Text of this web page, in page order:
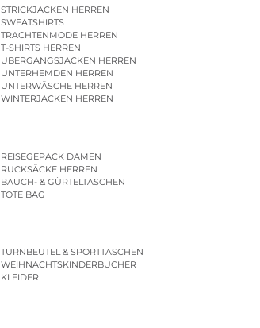
STRICKJACKEN HERREN
SWEATSHIRTS
TRACHTENMODE HERREN
T-SHIRTS HERREN
ÜBERGANGSJACKEN HERREN
UNTERHEMDEN HERREN
UNTERWÄSCHE HERREN
WINTERJACKEN HERREN
REISEGEPÄCK DAMEN
RUCKSÄCKE HERREN
BAUCH- & GÜRTELTASCHEN
TOTE BAG
TURNBEUTEL & SPORTTASCHEN
WEIHNACHTSKINDERBÜCHER
KLEIDER